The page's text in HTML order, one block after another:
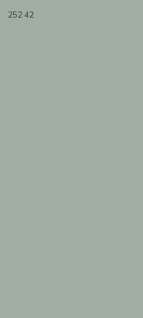
252 42